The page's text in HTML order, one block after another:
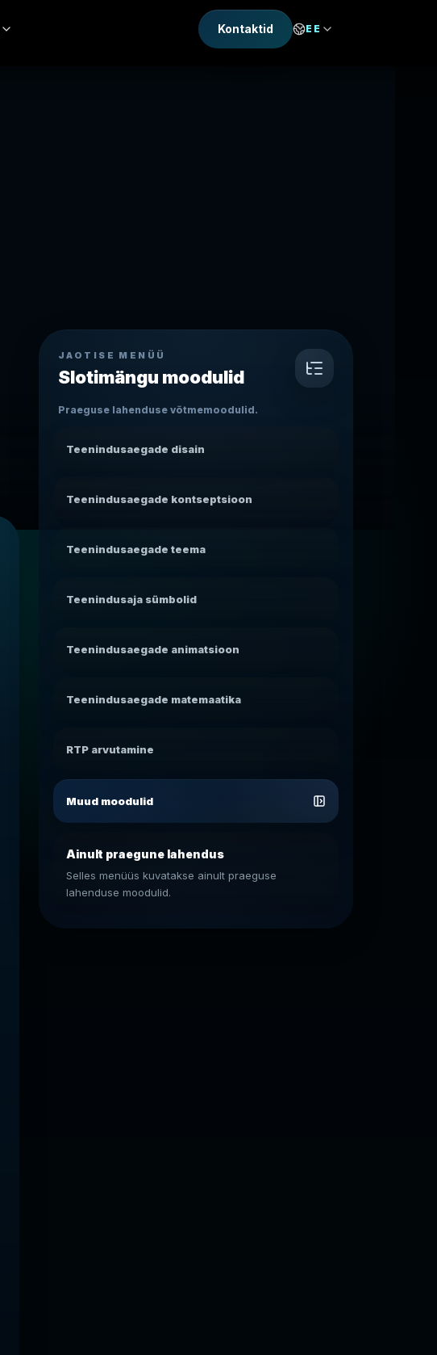
Kontaktid EE
JAOTISE MENÜÜ
Slotimängu moodulid
Praeguse lahenduse võtmemoodulid.
Teenindusaegade disain
Teenindusaegade kontseptsioon
Teenindusaegade teema
Teenindusaja sümbolid
Teenindusaegade animatsioon
Teenindusaegade matemaatika
RTP arvutamine
Muud moodulid
Ainult praegune lahendus
Selles menüüs kuvatakse ainult praeguse
lahenduse moodulid.